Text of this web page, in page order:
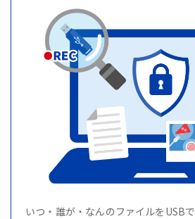
いつ・誰が・なんのファイルをUSBで